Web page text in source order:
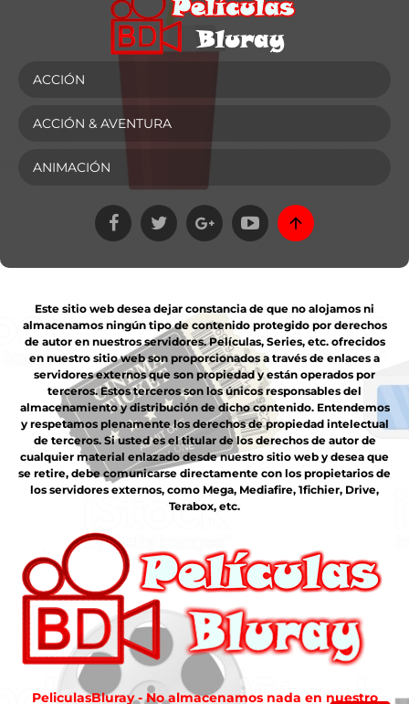
ACCIÓN
ACCIÓN & AVENTURA
ANIMACIÓN
Este sitio web desea dejar constancia de que no alojamos ni
almacenamos ningún tipo de contenido protegido por derechos
de autor en nuestros servidores. Películas, Series, etc. ofrecidos
en nuestro sitio web son proporcionados a través de enlaces a
servidores externos que son propiedad y están operados por
terceros. Estos terceros son los únicos responsables del
almacenamiento y distribución de dicho contenido. Entendemos
y respetamos plenamente los derechos de propiedad intelectual
de terceros. Si usted es el titular de los derechos de autor de
cualquier material enlazado desde nuestro sitio web y desea que
se retire, debe comunicarse directamente con los propietarios de
los servidores externos, como Mega, Mediafire, 1fichier, Drive,
Terabox, etc.
PeliculasBluray - No almacenamos nada en nuestro